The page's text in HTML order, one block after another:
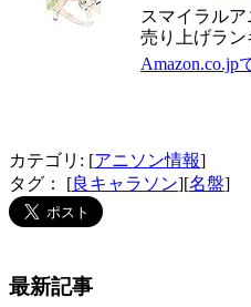
スマイラルア
売り上げラン
Amazon.co.jp
カテゴリ: [アニソン情報]
タグ： [良キャラソン][名盤]
最新記事